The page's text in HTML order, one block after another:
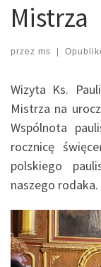
Mistrza
przez ms |
Wizyta Ks.
Mistrza na
Wspólnota
rocznicę
polskiego
naszego rodaka.